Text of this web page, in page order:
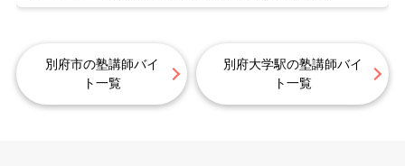
別府市の塾講師バイ
ト一覧
別府大学駅の塾講師バイ
ト一覧